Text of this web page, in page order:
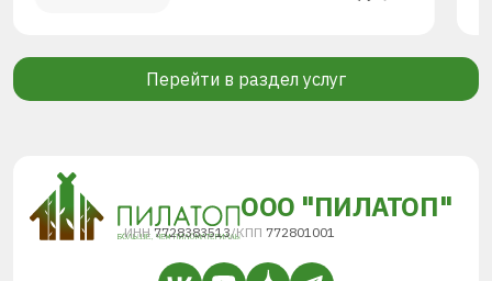
Перейти в раздел услуг
ООО "ПИЛАТОП"
ИНН 7728383513/КПП 772801001